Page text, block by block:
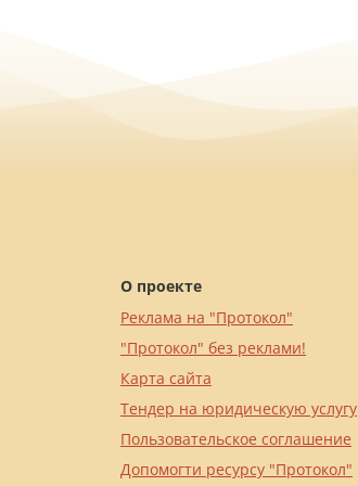
О проекте
Реклама на "Протокол"
"Протокол" без реклами!
Карта сайта
Тендер на юридическую услугу
Пользовательское соглашение
Допомогти ресурсу "Протокол"